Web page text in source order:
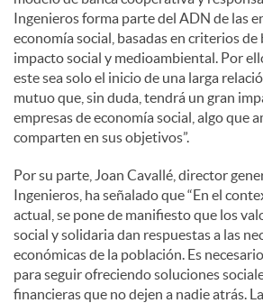
Ingenieros forma parte del ADN de las
economía social, basadas en criterios de
impacto social y medioambiental. Por
este sea solo el inicio de una larga
mutuo que, sin duda, tendrá un gran
empresas de economía social, algo que
comparten en sus objetivos”.
Por su parte, Joan Cavallé, director
Ingenieros, ha señalado que “En el
actual, se pone de manifiesto que los
social y solidaria dan respuestas a las
económicas de la población. Es
para seguir ofreciendo soluciones
financieras que no dejen a nadie atrás.